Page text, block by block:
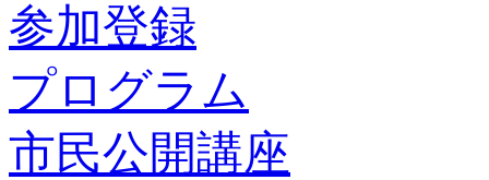
参加登録
プログラム
市民公開講座